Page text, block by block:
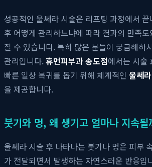
성공적인 울쎄라 시술은 리프팅 과정에서
후 어떻게 관리하느냐에 따라 결과의 만족
질 수 있습니다. 특히 많은 분들이 궁금해하
관리입니다.휴먼피부과 송도점에서는 시술
빠른 일상 복귀를 돕기 위해 체계적인 울쎄
을 제공합니다.
붓기와 멍, 왜 생기고 얼마나 지속될
울쎄라 시술 후 나타나는 붓기나 멍은 피부
가 전달되면서 발생하는 자연스러운 반응입